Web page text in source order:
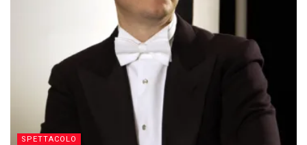
SPETTACOLO